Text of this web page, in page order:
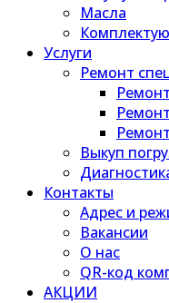
Масла
Услуги
Ремонт
Выкуп
Контакты
Адрес и
Вакансии
О нас
QR-код
АКЦИИ